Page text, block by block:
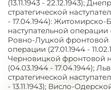
(13.11.1943 - 22.12.1943);
стратегической
- 17.04.1944):
наступательной операции
Ровно-Луцкой фронтовой
операции (27.01.1944 -
Черновицкой фронтовой
(04.03.1944 - 17.04.1944);
стратегической
- 13.11.1943); Висло-